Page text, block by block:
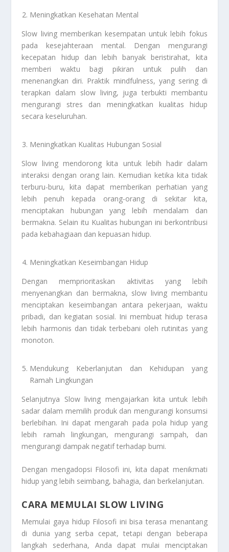
Meningkatkan Kesehatan Mental
Slow living memberikan kesempatan untuk lebih fokus
pada kesejahteraan mental. Dengan mengurangi
kecepatan hidup dan lebih banyak beristirahat, kita
memberi waktu bagi pikiran untuk pulih dan
menenangkan diri. Praktik mindfulness, yang sering di
terapkan dalam slow living, juga terbukti membantu
mengurangi stres dan meningkatkan kualitas hidup
secara keseluruhan.
Meningkatkan Kualitas Hubungan Sosial
Slow living mendorong kita untuk lebih hadir dalam
interaksi dengan orang lain. Kemudian ketika kita tidak
terburu-buru, kita dapat memberikan perhatian yang
lebih penuh kepada orang-orang di sekitar kita,
menciptakan hubungan yang lebih mendalam dan
bermakna. Selain itu Kualitas hubungan ini berkontribusi
pada kebahagiaan dan kepuasan hidup.
Meningkatkan Keseimbangan Hidup
Dengan memprioritaskan aktivitas yang lebih
menyenangkan dan bermakna, slow living membantu
menciptakan keseimbangan antara pekerjaan, waktu
pribadi, dan kegiatan sosial. Ini membuat hidup terasa
lebih harmonis dan tidak terbebani oleh rutinitas yang
monoton.
Mendukung Keberlanjutan dan Kehidupan yang
Ramah Lingkungan
Selanjutnya Slow living mengajarkan kita untuk lebih
sadar dalam memilih produk dan mengurangi konsumsi
berlebihan. Ini dapat mengarah pada pola hidup yang
lebih ramah lingkungan, mengurangi sampah, dan
mengurangi dampak negatif terhadap bumi.
Dengan mengadopsi Filosofi ini, kita dapat menikmati
hidup yang lebih seimbang, bahagia, dan berkelanjutan.
CARA MEMULAI SLOW LIVING
Memulai gaya hidup Filosofi ini bisa terasa menantang
di dunia yang serba cepat, tetapi dengan beberapa
langkah sederhana, Anda dapat mulai menciptakan